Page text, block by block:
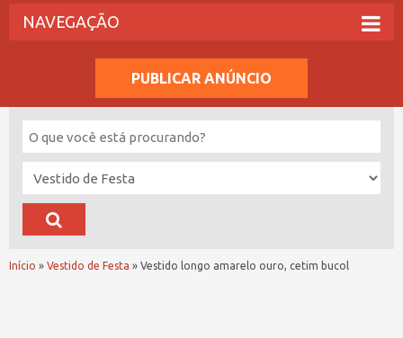
NAVEGAÇÃO
PUBLICAR ANÚNCIO
Início » Vestido de Festa » Vestido longo amarelo ouro, cetim bucol